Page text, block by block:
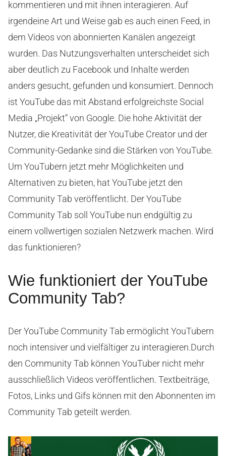
kommentieren und mit ihnen interagieren. Auf
irgendeine Art und Weise gab es auch einen Feed, in
dem Videos von abonnierten Kanälen angezeigt
wurden. Das Nutzungsverhalten unterscheidet sich
aber deutlich zu Facebook und Inhalte werden
anders gesucht, gefunden und konsumiert. Dennoch
ist YouTube das mit Abstand erfolgreichste Social
Media „Projekt“ von Google. Die hohe Aktivität der
Nutzer, die Kreativität der YouTube Creator und der
Community-Gedanke sind die Stärken von YouTube.
Um YouTubern jetzt mehr Möglichkeiten und
Alternativen zu bieten, hat YouTube jetzt den
Community Tab veröffentlicht. Der YouTube
Community Tab soll YouTube nun endgültig zu
einem vollwertigen sozialen Netzwerk machen. Wird
das funktionieren?
Wie funktioniert der YouTube
Community Tab?
Der YouTube Community Tab ermöglicht YouTubern
noch intensiver und vielfältiger zu interagieren.Durch
den Community Tab können YouTuber nicht mehr
ausschließlich Videos veröffentlichen. Textbeiträge,
Fotos, Links und Gifs können mit den Abonnenten im
Community Tab geteilt werden.